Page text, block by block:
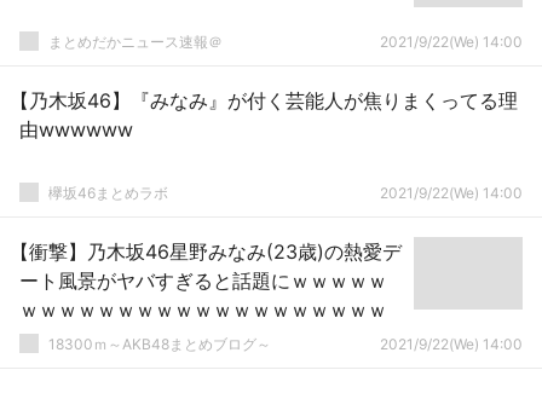
まとめだかニュース速報＠ 2021/9/22(We) 14:00
【乃木坂46】『みなみ』が付く芸能人が焦りまくってる理
由wwwwww
欅坂46まとめラボ 2021/9/22(We) 14:00
【衝撃】乃木坂46星野みなみ(23歳)の熱愛デ
ート風景がヤバすぎると話題にｗｗｗｗｗ
ｗｗｗｗｗｗｗｗｗｗｗｗｗｗｗｗｗｗｗ
18300ｍ～AKB48まとめブログ～ 2021/9/22(We) 14:00